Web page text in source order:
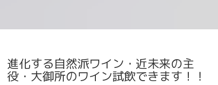
進化する自然派ワイン・近未来の主
役・大御所のワイン試飲できます！！